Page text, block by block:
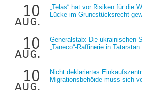
10
aug.
„Telas“ hat vor Risiken für die
Lücke im Grundstücksrecht
10
aug.
Generalstab: Die ukrainischen
„Taneco“-Raffinerie in
10
aug.
Nicht deklariertes
Migrationsbehörde muss sich